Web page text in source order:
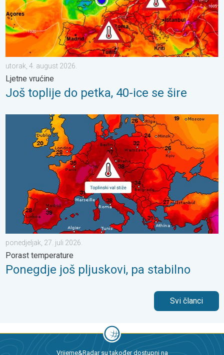
utorak, 4. august 2026.
Ljetne vrućine
Još toplije do petka, 40-ice se šire
Ponegdje još pljuskovi, pa stabilno. Porast temperature. . .
ponedjeljak, 27. juli 2026.
Porast temperature
Ponegdje još pljuskovi, pa stabilno
Svi članci
Vrijeme&Radar su također dostupni na